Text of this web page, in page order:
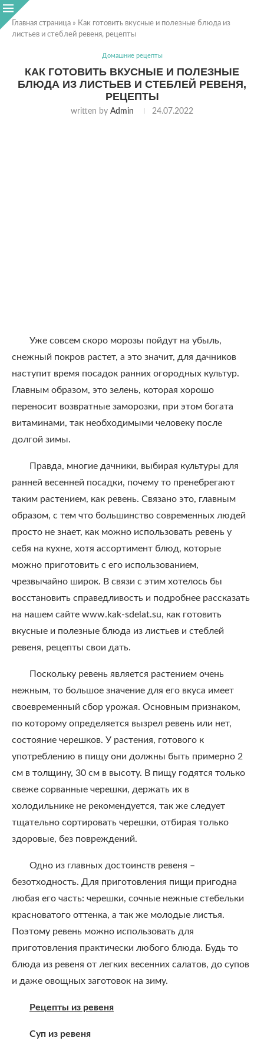
Главная страница » Как готовить вкусные и полезные блюда из
листьев и стеблей ревеня, рецепты
Домашние рецепты
КАК ГОТОВИТЬ ВКУСНЫЕ И ПОЛЕЗНЫЕ
БЛЮДА ИЗ ЛИСТЬЕВ И СТЕБЛЕЙ РЕВЕНЯ,
РЕЦЕПТЫ
written by Admin 24.07.2022
Уже совсем скоро морозы пойдут на убыль,
снежный покров растет, а это значит, для дачников
наступит время посадок ранних огородных культур.
Главным образом, это зелень, которая хорошо
переносит возвратные заморозки, при этом богата
витаминами, так необходимыми человеку после
долгой зимы.
Правда, многие дачники, выбирая культуры для
ранней весенней посадки, почему то пренебрегают
таким растением, как ревень. Связано это, главным
образом, с тем что большинство современных людей
просто не знает, как можно использовать ревень у
себя на кухне, хотя ассортимент блюд, которые
можно приготовить с его использованием,
чрезвычайно широк. В связи с этим хотелось бы
восстановить справедливость и подробнее рассказать
на нашем сайте www.kak-sdelat.su, как готовить
вкусные и полезные блюда из листьев и стеблей
ревеня, рецепты свои дать.
Поскольку ревень является растением очень
нежным, то большое значение для его вкуса имеет
своевременный сбор урожая. Основным признаком,
по которому определяется вызрел ревень или нет,
состояние черешков. У растения, готового к
употреблению в пищу они должны быть примерно 2
см в толщину, 30 см в высоту. В пищу годятся только
свеже сорванные черешки, держать их в
холодильнике не рекомендуется, так же следует
тщательно сортировать черешки, отбирая только
здоровые, без повреждений.
Одно из главных достоинств ревеня –
безотходность. Для приготовления пищи пригодна
любая его часть: черешки, сочные нежные стебельки
красноватого оттенка, а так же молодые листья.
Поэтому ревень можно использовать для
приготовления практически любого блюда. Будь то
блюда из ревеня от легких весенних салатов, до супов
и даже овощных заготовок на зиму.
Рецепты из ревеня
Суп из ревеня